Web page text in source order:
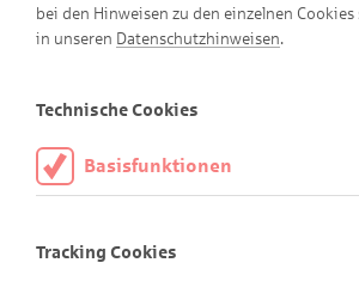
KNAXige Comics
bei den Hinweisen zu den einzelnen
in unseren Datenschutzhinweisen.
Technische Cookies
Basisfunktionen
aktiviert sein.
Tracking Cookies